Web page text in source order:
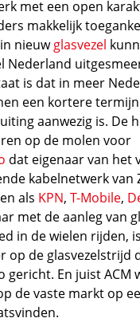
met een open
makkelijk
nieuwglasvezel
Nederland
is dat in meer
een kortere
aanwezig is. De
op de molen voor
dat eigenaar van het
kabelnetwerk van
als KPN,T-Mobile,
met de aanleg van
in de wielen rijden,
op de glasvezelstrijd
gericht. En juist ACM
de vaste markt op